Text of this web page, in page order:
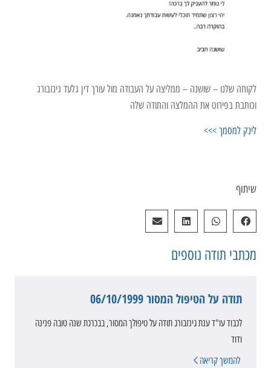
לקוחה שלנו – שושנה – ממליצה על העבודה מול עורך דין גלעד גינזבורג
וכותבת בפירוט את ההמלצה והתודה שלה
לינק למסמך >>>
שיתוף
מכתבי תודה נוספים
תודה על הטיפול המסור 06/10/1999
לכבוד עו"ד ענת גינזבורג תודה על טיפולך המסור, בבכרכת שנה טובה פנינה
ודוד
להמשך קריאה